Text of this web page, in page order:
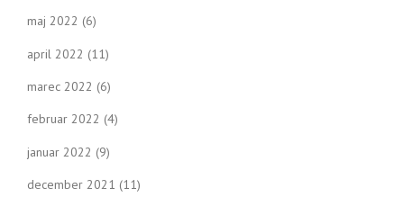
maj 2022 (6)
april 2022 (11)
marec 2022 (6)
februar 2022 (4)
januar 2022 (9)
december 2021 (11)